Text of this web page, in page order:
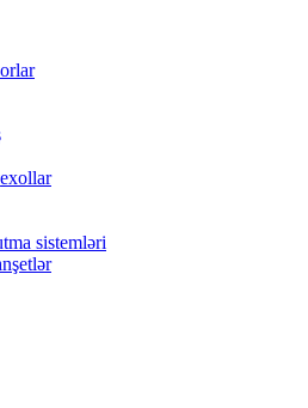
sistemləri